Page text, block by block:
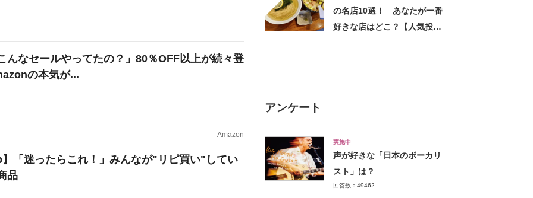
んなセールやってたの？」80％OFF以上が続々登
の本気が...
Amazon
「迷ったらこれ！」みんなが"リピ買い"してい
品
の名店10選！ あなたが一番
好きな店はどこ？【人気投票
アンケート
実施中
声が好きな「日本のボーカリ
スト」は？
回答数：49462